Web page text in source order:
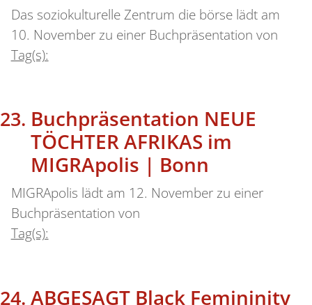
Das soziokulturelle Zentrum die börse lädt am
10. November zu einer Buchpräsentation von
Tag(s):
Buchpräsentation NEUE
TÖCHTER AFRIKAS im
MIGRApolis | Bonn
MIGRApolis lädt am 12. November zu einer
Buchpräsentation von
Tag(s):
ABGESAGT Black Femininity